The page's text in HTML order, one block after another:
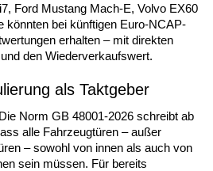
Ford Mustang Mach-E, Volvo EX60
könnten bei künftigen Euro-NCAP-
erhalten – mit direkten
den Wiederverkaufswert.
als Taktgeber
Norm GB 48001-2026 schreibt ab
alle Fahrzeugtüren – außer
– sowohl von innen als auch von
sein müssen. Für bereits